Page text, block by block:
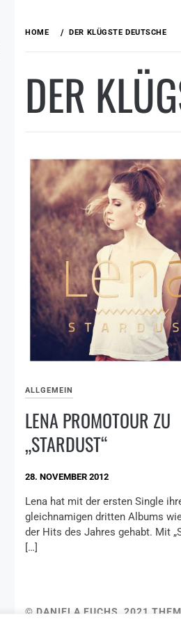
HOME DER KLÜGSTE DEUTSCHE
DER
ALLGEMEIN
LENA PROMOTOUR ZU
„STARDUST“
28. NOVEMBER 2012
Lena hat mit der ersten Single
gleichnamigen dritten Albums
der Hits des Jahres gehabt. Mit
[…]
© DANIELA FUCHS, 2021